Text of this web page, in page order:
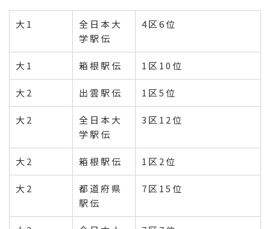
大1
全日本大
学駅伝
4区6位
大1 箱根駅伝 1区10位
大2 出雲駅伝 1区5位
大2
全日本大
学駅伝
3区12位
大2 箱根駅伝 1区2位
大2
都道府県
駅伝
7区15位